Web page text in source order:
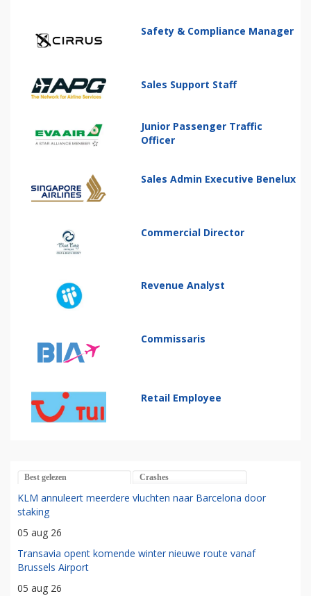
Safety & Compliance Manager
Sales Support Staff
Junior Passenger Traffic
Officer
Sales Admin Executive Benelux
Commercial Director
Revenue Analyst
Commissaris
Retail Employee
Best gelezen Crashes
KLM annuleert meerdere vluchten naar Barcelona door
staking
05 aug 26
Transavia opent komende winter nieuwe route vanaf
Brussels Airport
05 aug 26